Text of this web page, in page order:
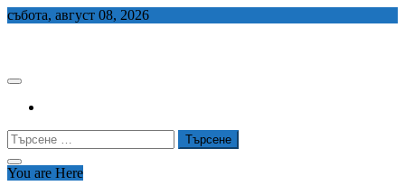
Skip
събота, август 08, 2026
Търсене
за:
You are Here